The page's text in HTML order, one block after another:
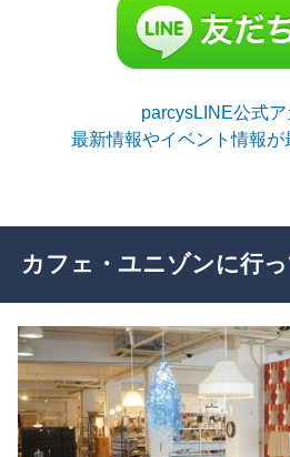
parcysLINE公式ア
最新情報やイベント情報が
カフェ・ユニゾンに行っ